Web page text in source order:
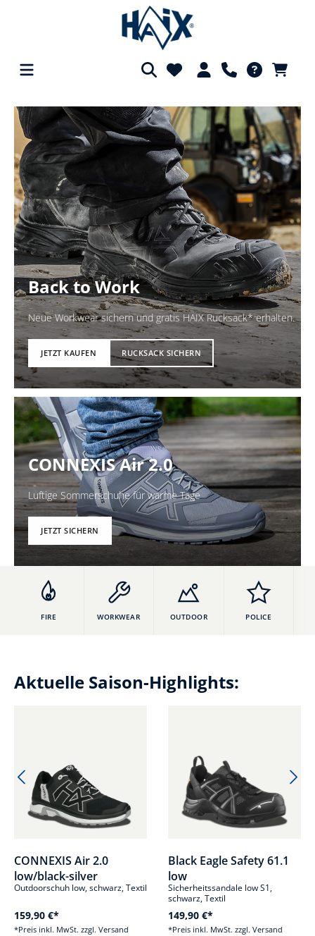
springen
Back to Work
Neue Workwear sichern und gratis HAIX Rucksack* erhalten.
JETZT KAUFEN RUCKSACK SICHERN
CONNEXIS Air 2.0
Luftige Sommerschuhe für warme Tage
JETZT SICHERN
FIRE WORKWEAR OUTDOOR POLICE
Aktuelle Saison-Highlights:
CONNEXIS Air 2.0
low/black-silver
Outdoorschuh low, schwarz, Textil
159,90 €*
*Preis inkl. MwSt. zzgl. Versand
Black Eagle Safety 61.1
low
Sicherheitssandale low S1,
schwarz, Textil
149,90 €*
*Preis inkl. MwSt. zzgl. Versand